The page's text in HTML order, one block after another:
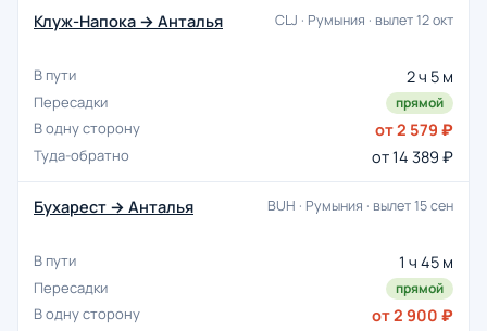
Клуж-Напока → Анталья CLJ · Румыния · вылет 12 окт
2 ч 5 м
прямой
от 2 579 ₽
от 14 389 ₽
Бухарест → Анталья BUH · Румыния · вылет 15 сен
1 ч 45 м
прямой
от 2 900 ₽